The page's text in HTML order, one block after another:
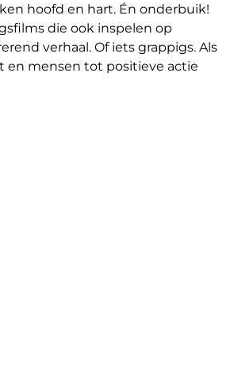
hoofd en hart. Én onderbuik!
die ook inspelen op
verhaal. Of iets grappigs. Als
en mensen tot positieve actie